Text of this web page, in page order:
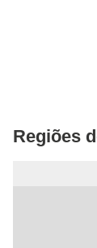
Regiões